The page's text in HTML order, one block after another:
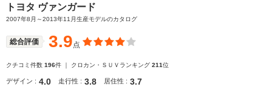
トヨタ ヴァンガード
2007年8月～2013年11月生産モデルのカタログ
総合評価 3.9点
クチコミ件数 196件 ｜ クロカン・ＳＵＶランキング 211位
デザイン : 4.0 走行性 : 3.8 居住性 : 3.7